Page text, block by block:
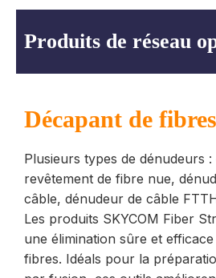
Produits de réseau
Décapant de fibres
Plusieurs types de dénudeurs
revêtement de fibre nue,
câble, dénudeur de câble
Les produits SKYCOM Fiber
une élimination sûre et
fibres. Idéals pour la